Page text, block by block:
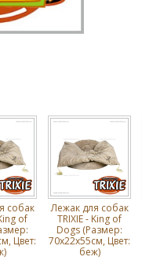
собак
of
Цвет:
Лежак для собак
TRIXIE - King of
Dogs (Размер:
70х22х55cм, Цвет:
беж)